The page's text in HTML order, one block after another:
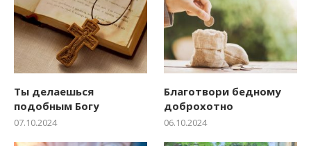
Ты делаешься
подобным Богу
07.10.2024
Благотвори бедному
доброхотно
06.10.2024